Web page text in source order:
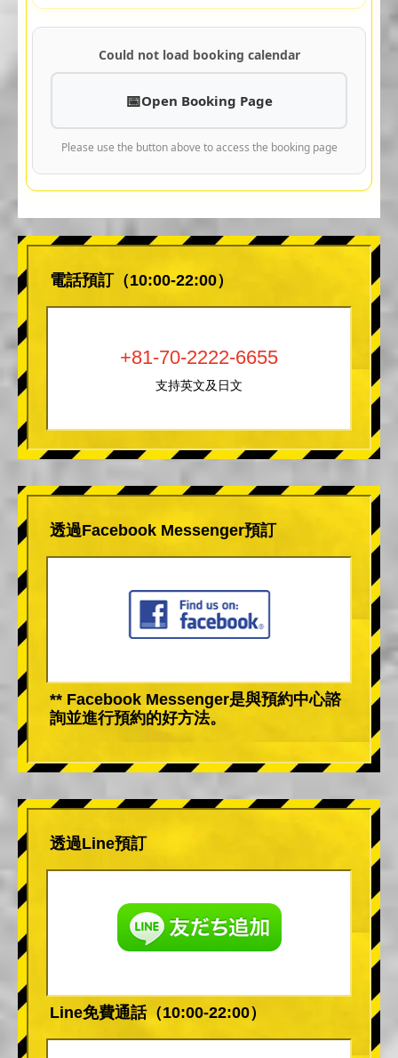
Could not load booking calendar
Open Booking Page
Please use the button above to access the booking page
電話預訂（10:00-22:00）
+81-70-2222-6655
支持英文及日文
透過Facebook Messenger預訂
** Facebook Messenger是與預約中心諮
詢並進行預約的好方法。
透過Line預訂
Line免費通話（10:00-22:00）